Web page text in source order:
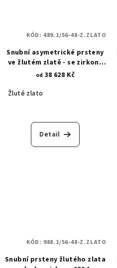
Snubní asymetrické prsteny
ve žlutém zlatě - se zirkony
489.1
od 38 628 Kč
Žluté zlato
Detail
KÓD: 489.1/56-48-Z.ZLATO
Snubní prsteny žlutého zlata
KÓD: 988.1/56-48-Z.ZLATO